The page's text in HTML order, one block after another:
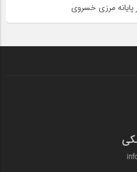
پایانه مرزی خسروی